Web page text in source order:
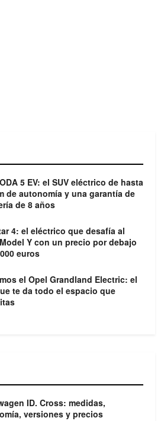
5 EV: el SUV eléctrico de hasta
de autonomía y una garantía de
de 8 años
4: el eléctrico que desafía al
Y con un precio por debajo
euros
el Opel Grandland Electric: el
te da todo el espacio que
ID. Cross: medidas,
versiones y precios